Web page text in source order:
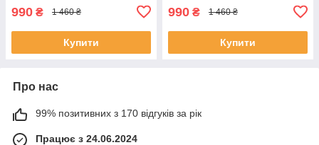
990 ₴ 1 460 ₴
Купити
990 ₴ 1 460 ₴
Купити
Про нас
99% позитивних з 170 відгуків за рік
Працює з 24.06.2024